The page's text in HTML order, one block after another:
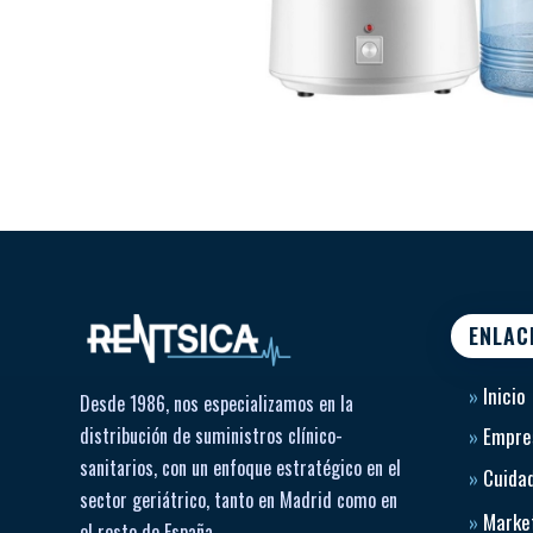
Desde 1986, nos especializamos en la
distribución de suministros clínico-
sanitarios, con un enfoque estratégico en el
sector geriátrico, tanto en Madrid como en
» Inicio
»
»
»